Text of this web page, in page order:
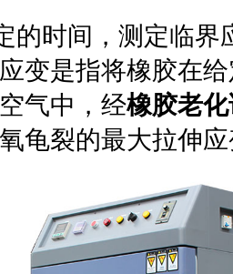
时间，测定临界
是指将橡胶在给
气中，经橡胶老
龟裂的最大拉伸